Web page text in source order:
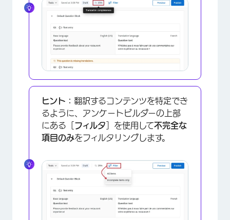
ヒント： 翻訳するコンテンツを特定でき
るように、アンケートビルダーの上部
にある［ フィルタ ］を使用して不完全な
項目のみをフィルタリングします。